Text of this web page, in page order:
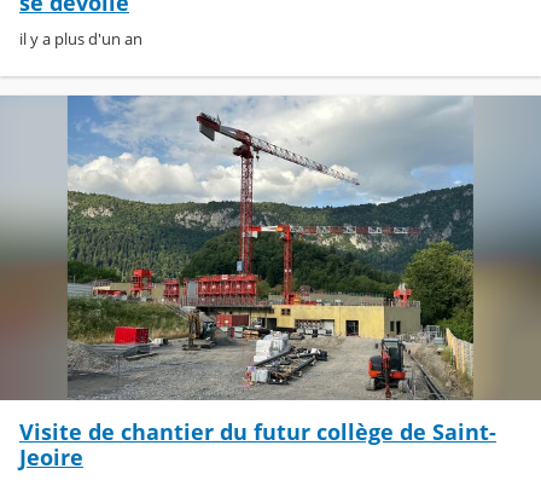
il y a plus d'un an
Visite de chantier du futur collège de Saint-
Jeoire